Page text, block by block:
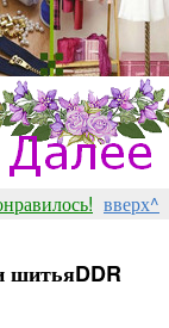
вверх^
шитьяDDR